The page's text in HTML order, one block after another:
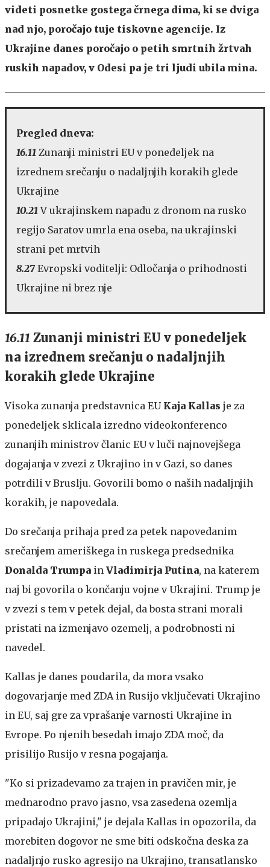
videti posnetke gostega črnega dima, ki se dviga
nad njo, poročajo tuje tiskovne agencije. Iz
Ukrajine danes poročajo o petih smrtnih žrtvah
ruskih napadov, v Odesi pa je tri ljudi ubila mina.
Pregled dneva:
16.11 Zunanji ministri EU v ponedeljek na
izrednem srečanju o nadaljnjih korakih glede
Ukrajine
10.21 V ukrajinskem napadu z dronom na rusko
regijo Saratov umrla ena oseba, na ukrajinski
strani pet mrtvih
8.27Evropski voditelji: Odločanja o prihodnosti
Ukrajine ni brez nje
16.11 Zunanji ministri EU v ponedeljek
na izrednem srečanju o nadaljnjih
korakih glede Ukrajine
Visoka zunanja predstavnica EU Kaja Kallas je za
ponedeljek sklicala izredno videokonferenco
zunanjih ministrov članic EU v luči najnovejšega
dogajanja v zvezi z Ukrajino in v Gazi, so danes
potrdili v Bruslju. Govorili bomo o naših nadaljnjih
korakih, je napovedala.
Do srečanja prihaja pred za petek napovedanim
srečanjem ameriškega in ruskega predsednika
Donalda Trumpa in Vladimirja Putina, na katerem
naj bi govorila o končanju vojne v Ukrajini. Trump je
v zvezi s tem v petek dejal, da bosta strani morali
pristati na izmenjavo ozemelj, a podrobnosti ni
navedel.
Kallas je danes poudarila, da mora vsako
dogovarjanje med ZDA in Rusijo vključevati Ukrajino
in EU, saj gre za vprašanje varnosti Ukrajine in
Evrope. Po njenih besedah imajo ZDA moč, da
prisilijo Rusijo v resna pogajanja.
"Ko si prizadevamo za trajen in pravičen mir, je
mednarodno pravo jasno, vsa zasedena ozemlja
pripadajo Ukrajini," je dejala Kallas in opozorila, da
morebiten dogovor ne sme biti odskočna deska za
nadaljnjo rusko agresijo na Ukrajino, transatlansko